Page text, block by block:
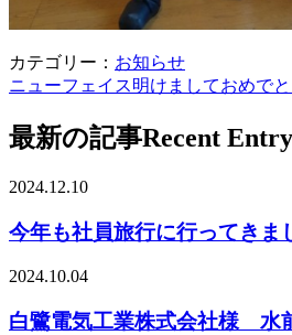
カテゴリー： お知らせ
ニューフェイス明けましておめで
最新の記事Recent Entry
2024.12.10
今年も社員旅行に行ってきま
2024.10.04
白鷺電気工業株式会社様 水